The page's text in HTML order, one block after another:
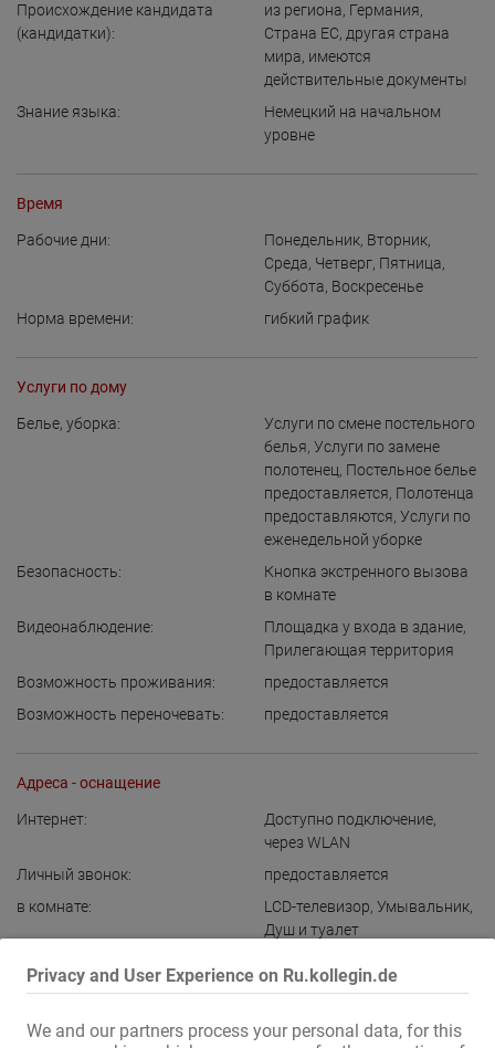
Privacy and User Experience on Ru.kollegin.de
We and our partners process your personal data, for this
Происхождение кандидата
(кандидатки):
из региона, Германия,
Страна ЕС, другая страна
мира, имеются
действительные документы
Знание языка:
Немецкий на начальном
уровне
Время
Рабочие дни: Понедельник, Вторник,
Среда, Четверг, Пятница,
Суббота, Воскресенье
Норма времени:
гибкий график
Услуги по дому
Белье, уборка:
Услуги по смене постельного
белья, Услуги по замене
полотенец, Постельное белье
предоставляется, Полотенца
предоставляются, Услуги по
еженедельной уборке
Безопасность:
Кнопка экстренного вызова
в комнате
Видеонаблюдение:
Площадка у входа в здание,
Прилегающая территория
Возможность проживания:
предоставляется
Возможность переночевать:
предоставляется
Адреса - оснащение
Интернет: Доступно подключение,
через WLAN
Личный звонок:
предоставляется
в комнате:
LCD-телевизор, Умывальник,
Душ и туалет
Сушильная машина
замком